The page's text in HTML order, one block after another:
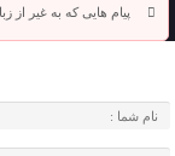
پیام هایی که به غیر از